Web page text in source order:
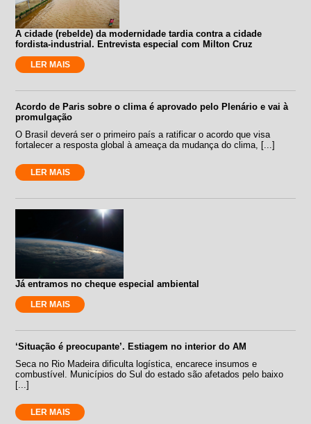
A cidade (rebelde) da modernidade tardia contra a cidade
fordista-industrial. Entrevista especial com Milton Cruz
LER MAIS
Acordo de Paris sobre o clima é aprovado pelo Plenário e vai à
promulgação
O Brasil deverá ser o primeiro país a ratificar o acordo que visa
fortalecer a resposta global à ameaça da mudança do clima, [...]
LER MAIS
Já entramos no cheque especial ambiental
LER MAIS
‘Situação é preocupante’. Estiagem no interior do AM
Seca no Rio Madeira dificulta logística, encarece insumos e
combustível. Municípios do Sul do estado são afetados pelo baixo
[...]
LER MAIS